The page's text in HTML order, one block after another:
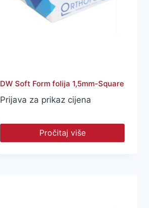
DW Soft Form folija 1,5mm-Square
Prijava za prikaz cijena
Pročitaj više